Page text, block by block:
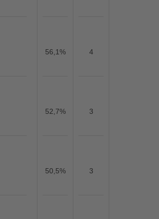
56,1% 4
52,7% 3
50,5% 3